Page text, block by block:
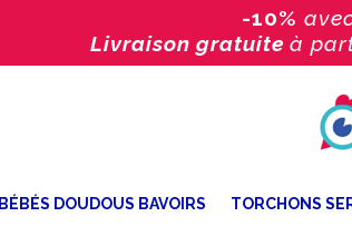
-10%
Livraison gratuite à
BÉBÉS DOUDOUS BAVOIRS TORCHONS